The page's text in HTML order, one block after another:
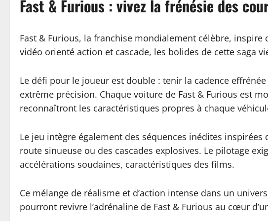
Fast & Furious : vivez la frénésie des
Fast & Furious, la franchise mondialement célèbre,
vidéo orienté action et cascade, les bolides de cette saga
Le défi pour le joueur est double : tenir la cadence
extrême précision. Chaque voiture de Fast & Furious est
reconnaîtront les caractéristiques propres à chaque
Le jeu intègre également des séquences inédites
route sinueuse ou des cascades explosives. Le pilotage
accélérations soudaines, caractéristiques des films.
Ce mélange de réalisme et d’action intense dans un
pourront revivre l’adrénaline de Fast & Furious au cœur